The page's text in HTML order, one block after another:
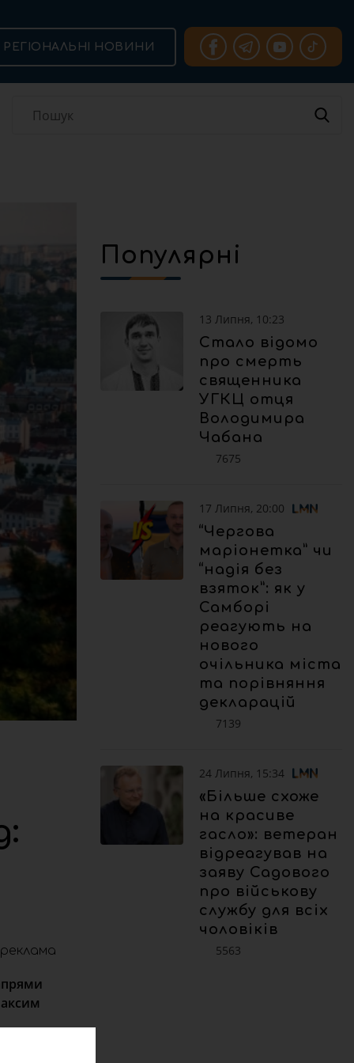
РЕГІОНАЛЬНІ НОВИНИ
реклама
Популярні
13 Липня, 10:23
Стало відомо
про смерть
священника
УГКЦ отця
Володимира
Чабана
7675
17 Липня, 20:00
“Чергова
маріонетка” чи
“надія без
взяток”: як у
Самборі
реагують на
нового
очільника міста
та порівняння
декларацій
7139
24 Липня, 15:34
«Більше схоже
на красиве
гасло»: ветеран
відреагував на
заяву Садового
про військову
службу для всіх
чоловіків
5563